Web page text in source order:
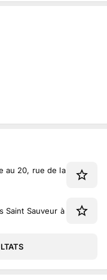
au 20, rue de la Pépinière
Saint Sauveur à Saint-